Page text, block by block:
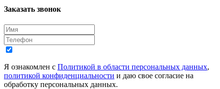
Заказать звонок
Я ознакомлен с Политикой в области персональных данных,
политикой конфиденциальности и даю свое согласие на
обработку персональных данных.